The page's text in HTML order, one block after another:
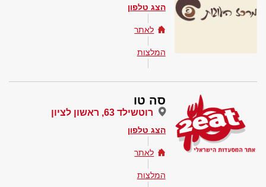
הצג טלפון
לאתר
המלצות
סה טו
רוטשילד 63, ראשון לציון
הצג טלפון
לאתר
המלצות